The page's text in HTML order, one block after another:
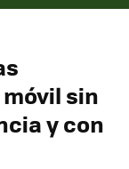
sin
y con